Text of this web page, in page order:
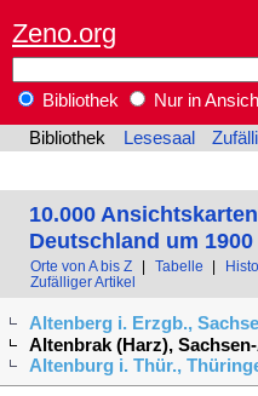
Zeno.org
Bibliothek
Nur in
Bibliothek
Lesesaal
10.000
Deutschland um 1900
Orte von A bis Z Tabelle
Zufälliger Artikel
Altenberg i. Erzgb.,
Altenbrak (Harz),
Altenburg i. Thür.,